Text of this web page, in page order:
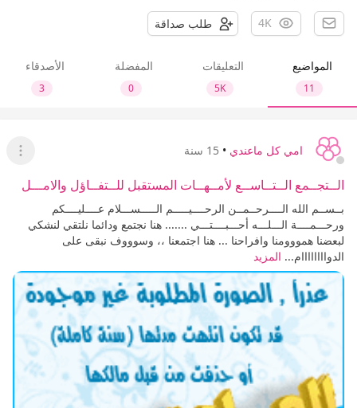
4K طلب صداقة
المواضيع
11
التعليقات
5K
المفضلة
0
الأصدقاء
3
امي كل ماعندي • 15 سنة
عرض
الــتجــمع الــتــاســع لأمــهــات المستقبل للــتفــاؤل والامـــل
بــســم الله الــــرحــمــن الرحــــيـــــم الـــــســـلام عــــليــــكم
ورحـــمــــة الـــلـــه أحـــبــــتـــي ....... هنا نجتمع ودائما نلتقي لنشكي
لبعضنا همووومنا وافراحنا ... هنا اجتمعنا ،، وسوووف نبقى على
الدواااااااام... المزيد